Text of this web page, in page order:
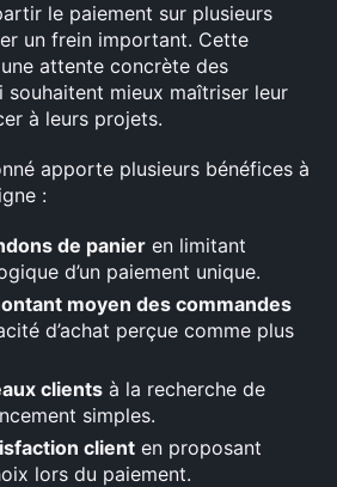
le paiement sur plusieurs
un frein important. Cette
attente concrète des
souhaitent mieux maîtriser leur
à leurs projets.
apporte plusieurs bénéfices à
:
de panier en limitant
d’un paiement unique.
moyen des commandes
d’achat perçue comme plus
clients à la recherche de
simples.
client en proposant
lors du paiement.